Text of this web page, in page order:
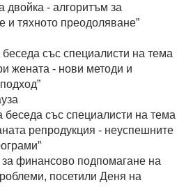
двойка - алгоритъм за
и тяхното преодоляване”
със специалисти на тема
жената - нови методи и
със специалисти на тема
репродукция - неуспешните
финансово подпомагане на
посетили Деня на